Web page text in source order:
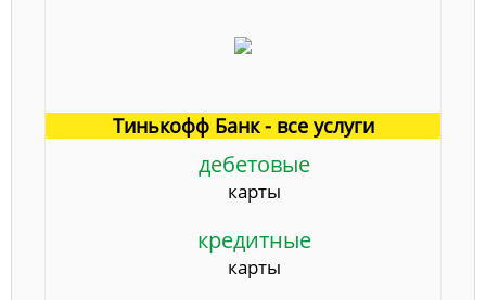
Тинькофф Банк - все услуги
дебетовые
карты
кредитные
карты